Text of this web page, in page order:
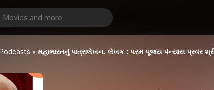
મહાભારતનું પાત્રાલેખન. લેખક : પરમ પૂજ્ય પંન્યાસ પ્રવર